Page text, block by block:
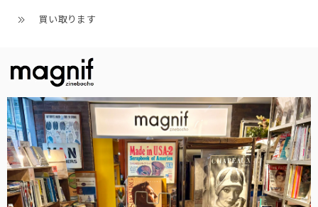
買い取ります